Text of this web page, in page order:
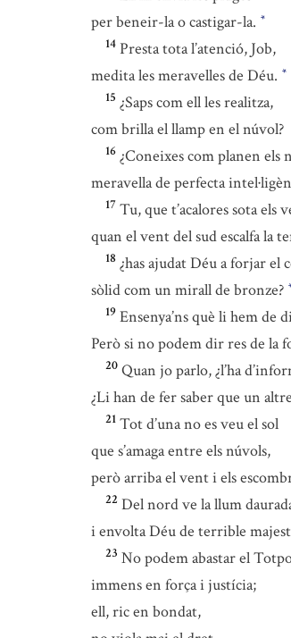
per beneir-la o castigar-la. *
14 Presta tota l’atenció, Job,
medita les meravelles de Déu. *
15 ¿Saps com ell les realitza,
com brilla el llamp en el núvol?
16 ¿Coneixes com planen els
meravella de perfecta
17 Tu, que t’acalores sota els
quan el vent del sud escalfa la
18 ¿has ajudat Déu a forjar el
sòlid com un mirall de bronze?
19 Ensenya’ns què li hem de
Però si no podem dir res de la
20 Quan jo parlo, ¿l’ha
¿Li han de fer saber que un
21 Tot d’una no es veu el sol
que s’amaga entre els núvols,
però arriba el vent i els
22 Del nord ve la llum
i envolta Déu de terrible
23 No podem abastar el
immens en força i justícia;
ell, ric en bondat,